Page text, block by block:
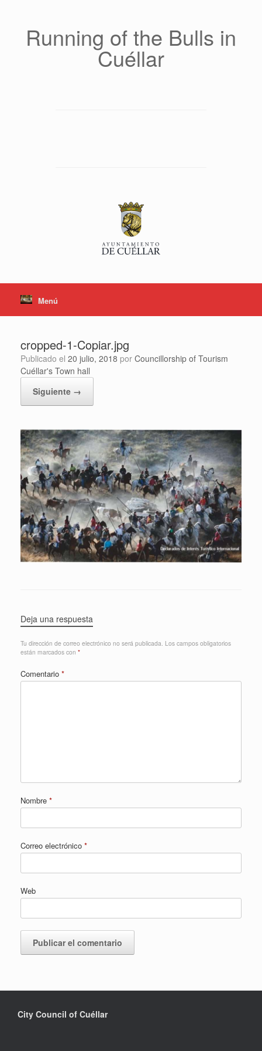
Running of the Bulls in
Cuéllar
Menú
cropped-1-Copiar.jpg
Publicado el 20 julio, 2018 por Councillorship of Tourism
Cuéllar's Town hall
Siguiente →
Deja una respuesta
Tu dirección de correo electrónico no será publicada. Los campos obligatorios
están marcados con *
Comentario *
Nombre *
Correo electrónico *
Web
City Council of Cuéllar